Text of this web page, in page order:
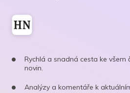
Rychlá a snadná cesta ke všem
novin.
Analýzy a komentáře k